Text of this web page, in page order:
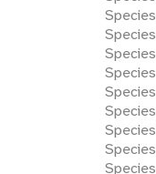
Species
Species
Species
Species
Species
Species
Species
Species
Species